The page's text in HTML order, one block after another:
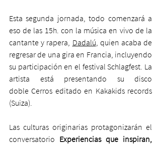
Esta segunda jornada, todo comenzará a
eso de las 15h. con la música en vivo de la
cantante y rapera, Dadalú, quien acaba de
regresar de una gira en Francia, incluyendo
su participación en el festival Schlagfest. La
artista está presentando su disco
doble Cerros editado en Kakakids records
(Suiza).
Las culturas originarias protagonizarán el
conversatorio Experiencias que inspiran,